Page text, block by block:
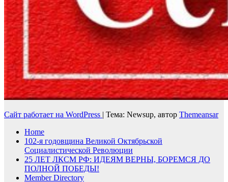
Сайт работает на WordPress | Тема: Newsup, автор Themeansar
Home
102-я годовщина Великой Октябрьской
Социалистической Революции
25 ЛЕТ ЛКСМ РФ: ИДЕЯМ ВЕРНЫ, БОРЕМСЯ ДО
ПОЛНОЙ ПОБЕДЫ!
Member Directory